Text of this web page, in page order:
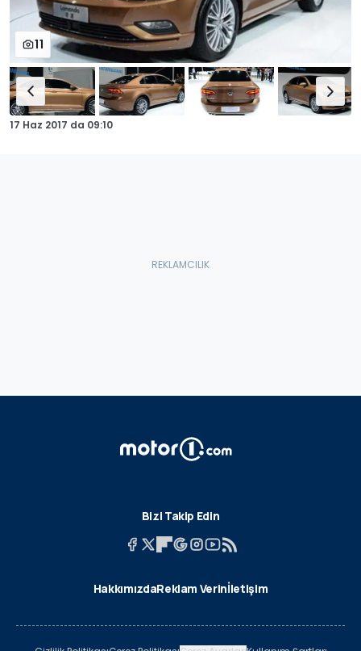
11
17 Haz 2017 da 09:10
Bizi Takip Edin
HakkımızdaReklam Verinİletişim